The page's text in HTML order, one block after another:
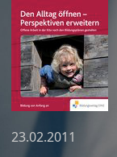
23.02.2011